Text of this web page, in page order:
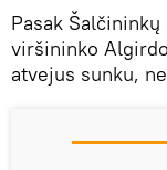
Pasak
viršininko
atvejus sunku,